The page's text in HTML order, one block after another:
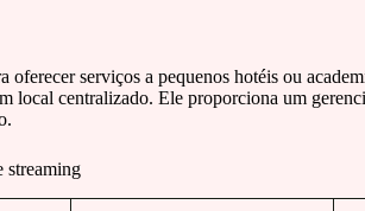
oferecer serviços a pequenos hotéis ou
local centralizado. Ele proporciona um
streaming